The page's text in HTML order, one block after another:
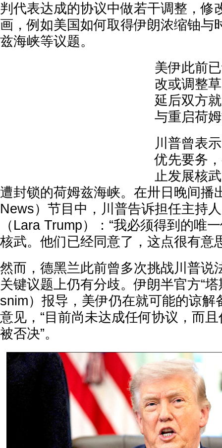
判代表达成的协议中做若干调整，修
画，例如美国如何取得伊朗浓缩铀与
兹海峡等议题。
美伊此前
改或调整
延后双方
与重启荷
川普曾表
优先要务
止发展核
遭封锁的荷姆兹海峡。在卅日晚间播
News）节目中，川普告诉担任主持
（Lara Trump）：“我必须得到的唯
核武。他们已经同意了，这点很有意
然而，德黑兰此前曾多次挑战川普说
关键议题上仍有分歧。伊朗半官方“
snim）报导，美伊仍在就可能的谅解
意见，“目前尚未达成任何协议，而
被否决”。